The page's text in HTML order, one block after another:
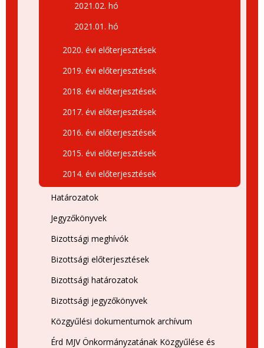
2021.02. hó
2021.01. hó
2020. évi előterjesztések
2019. évi előterjesztések
2018. évi előterjesztések
2017. évi előterjesztések
2016. évi előterjesztések
2015. évi előterjesztések
2014. évi előterjesztések
Határozatok
Jegyzőkönyvek
Bizottsági meghívók
Bizottsági előterjesztések
Bizottsági határozatok
Bizottsági jegyzőkönyvek
Közgyűlési dokumentumok archívum
Érd MJV Önkormányzatának Közgyűlése és